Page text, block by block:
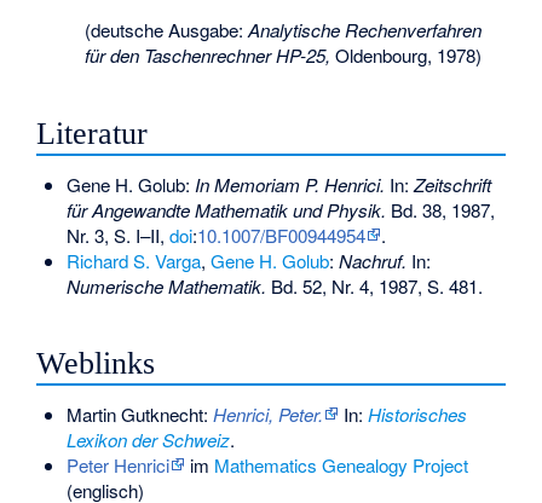
(deutsche Ausgabe:Analytische Rechenverfahren
für den Taschenrechner HP-25, Oldenbourg, 1978)
Literatur
Gene H. Golub: In Memoriam P. Henrici. In: Zeitschrift
für Angewandte Mathematik und Physik. Bd. 38, 1987,
Nr. 3, S. I–II, doi:10.1007/BF00944954
.
Richard S. Varga, Gene H. Golub: Nachruf. In:
Numerische Mathematik. Bd. 52, Nr. 4, 1987, S. 481.
Weblinks
Martin Gutknecht: Henrici, Peter. In: Historisches
Lexikon der Schweiz.
Peter Henrici
im Mathematics Genealogy Project
(englisch)